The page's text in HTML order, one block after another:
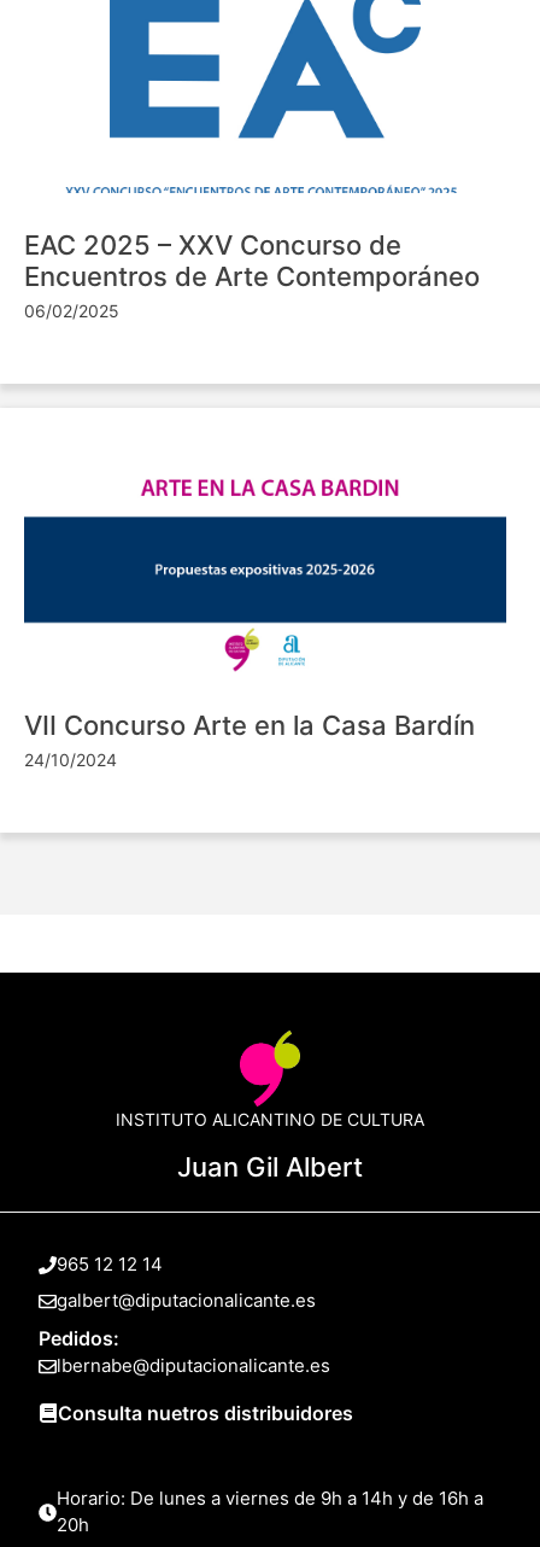
EAC 2025 – XXV Concurso de
Encuentros de Arte Contemporáneo
06/02/2025
VII Concurso Arte en la Casa Bardín
24/10/2024
INSTITUTO ALICANTINO DE CULTURA
Juan Gil Albert
965 12 12 14
galbert@diputacionalicante.es
Pedidos:
lbernabe@diputacionalicante.es
Consulta nuetros distribuidores
Horario: De lunes a viernes de 9h a 14h y de 16h a
20h